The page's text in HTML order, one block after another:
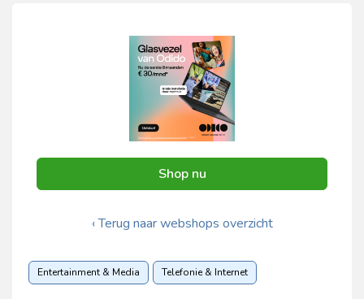
Shop nu
‹ Terug naar webshops overzicht
Entertainment & Media Telefonie & Internet